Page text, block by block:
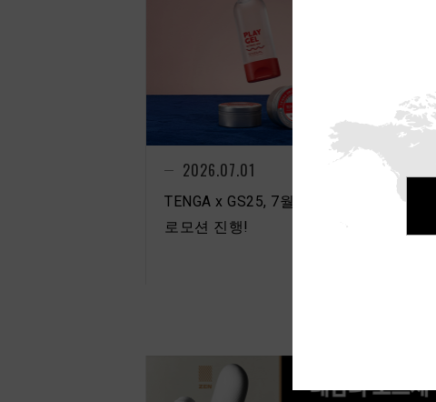
NEWS
2026.07.01
TENGA x GS25, 7월의 CONDOM 1+1 프
로모션 진행!